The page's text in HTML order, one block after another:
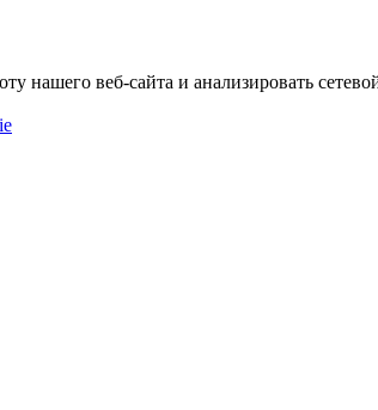
нашего веб-сайта и анализировать